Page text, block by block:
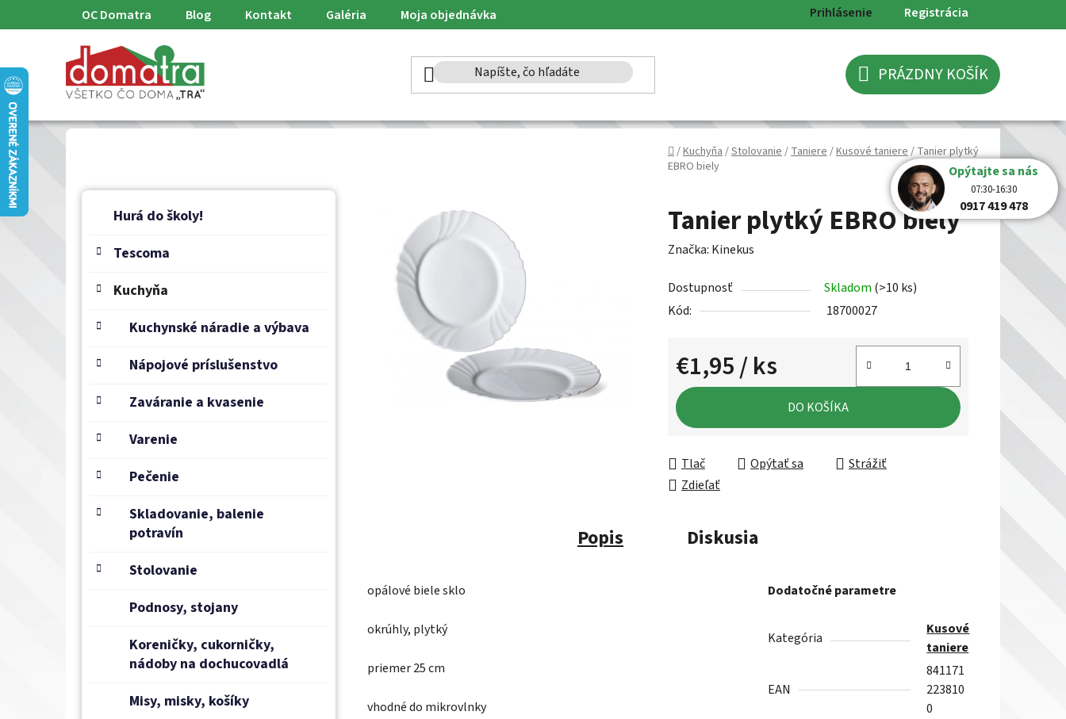
na
OC Domatra Blog Kontakt Galéria Moja objednávka Prihlásenie Registrácia
NÁKUPNÝ
KOŠÍK
PRÁZDNY KOŠÍK
Domov
/Kuchyňa/Stolovanie/Taniere/Kusové taniere/Tanier plytký
EBRO biely
B
Preskočiť
kategórie
K
Hurá do školy!
Tescoma
Kuchyňa
Kuchynské náradie a výbava
Nápojové príslušenstvo
Zaváranie a kvasenie
Varenie
Pečenie
Skladovanie, balenie
potravín
Stolovanie
Podnosy, stojany
Koreničky, cukorničky,
nádoby na dochucovadlá
Misy, misky, košíky
Tanier plytký EBRO biely
Značka: Kinekus
Dostupnosť Skladom (>10 ks)
Kód:
18700027
€1,95/ ks
Jednotková cena:
DO KOŠÍKA
Tlač Opýtať sa
Strážiť
Zdieľať
Popis Diskusia
opálové biele sklo
okrúhly, plytký
priemer 25 cm
vhodné do mikrovlnky
Dodatočné parametre
Kategória
Kusové
taniere
EAN
841171
223810
0
Opýtajte sa nás
07:30-16:30
0917 419 478